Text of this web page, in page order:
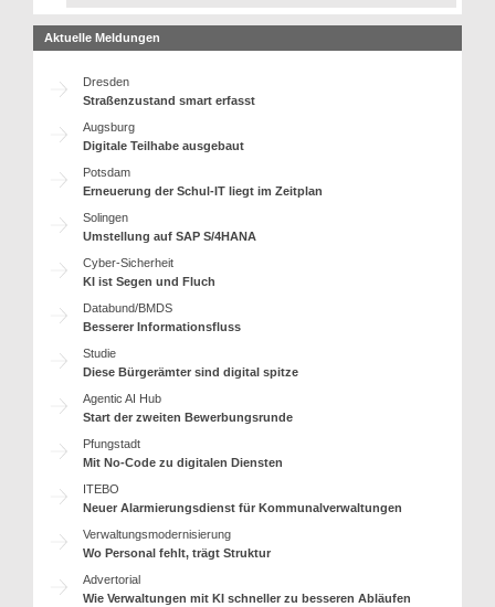
Aktuelle Meldungen
Dresden
Straßenzustand smart erfasst
Augsburg
Digitale Teilhabe ausgebaut
Potsdam
Erneuerung der Schul-IT liegt im Zeitplan
Solingen
Umstellung auf SAP S/4HANA
Cyber-Sicherheit
KI ist Segen und Fluch
Databund/BMDS
Besserer Informationsfluss
Studie
Diese Bürgerämter sind digital spitze
Agentic AI Hub
Start der zweiten Bewerbungsrunde
Pfungstadt
Mit No-Code zu digitalen Diensten
ITEBO
Neuer Alarmierungsdienst für Kommunalverwaltungen
Verwaltungsmodernisierung
Wo Personal fehlt, trägt Struktur
Advertorial
Wie Verwaltungen mit KI schneller zu besseren Abläufen